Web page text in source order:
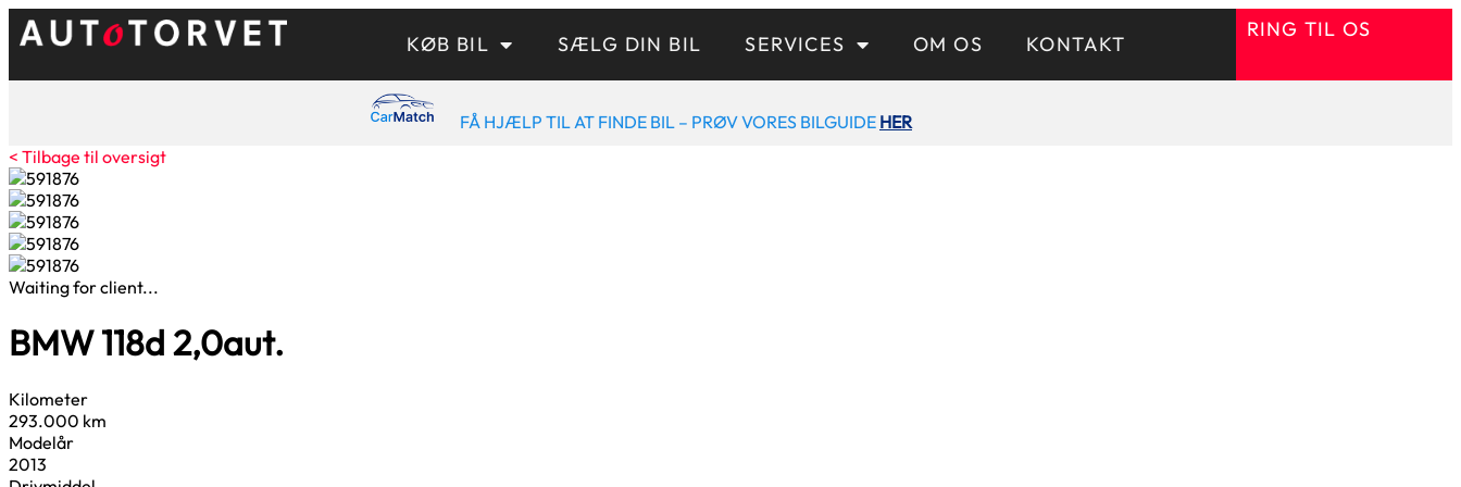
KØB BIL SÆLG DIN BIL SERVICES OM OS KONTAKT
RING TIL OS
FÅ HJÆLP TIL AT FINDE BIL – PRØV VORES BILGUIDE HER
< Tilbage til oversigt
Waiting for client...
BMW 118d 2,0aut.
Kilometer
293.000 km
Modelår
2013